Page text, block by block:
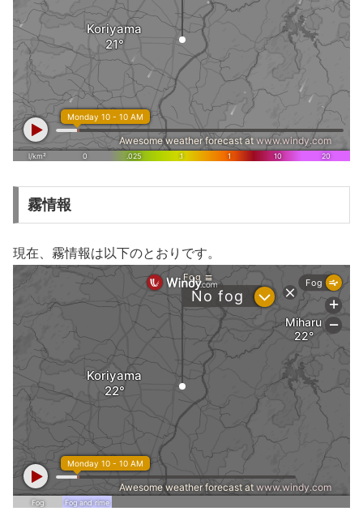
霧情報
現在、霧情報は以下のとおりです。